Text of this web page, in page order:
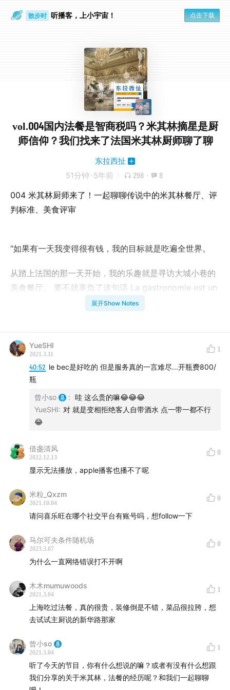
散步时 听播客，上小宇宙！ 点击下载
vol.004国内法餐是智商税吗？米其林摘星是厨
师信仰？我们找来了法国米其林厨师聊了聊
东拉西扯
51分钟 · 5年前 298 · 8
004 米其林厨师来了！一起聊聊传说中的米其林餐厅、评
判标准、美食评审
“如果有一天我变得很有钱，我的目标就是吃遍全世界。
从踏上法国的那一天开始，我的乐趣就是寻访大城小巷的
美食餐厅。 要不就辜负了这句话 La gastronomie est un
art.美食也是一种艺术。
奇幻冒险的小红书，后面究竟有什么传奇和秘密？
所以，这一期《东拉西扯》，我请到了我的好朋友，法国
米其林一星餐厅的在职厨师——喜乐旺
会跟随他一起走进米其林的世界。
本期你将听到以下内容：
2:36
如果是要去吃一次米其林餐厅，应该需要做哪些准
备？
8:09 米其林餐厅有多少员工？
米其林指南为何成为全球标准
18:24 米其林星探是一种怎样的存在？
三星餐厅的菜一定比一星餐厅好吃吗？
47:04 米其林的竞争对手——best50是什么？
本期嘉宾：
展开Show Notes
YueSHI
2021.3.11
1
40:52 le bec是好吃的 但是服务真的一言难尽...开瓶费800/
瓶
曾小so : 哇 这么贵的嘛😂😂😂
YueSHI: 对 就是变相拒绝客人自带酒水 点一带一都不行
😂
借盏清风
2022.12.13
0
显示无法播放，apple播客也播不了呢
米粒_Qxzm
2021.10.04
0
请问喜乐旺在哪个社交平台有账号吗，想follow一下
马尔可夫条件随机场
2023.3.07
0
为什么一直网络错误打不开啊
木木mumuwoods
2021.3.04
1
上海吃过法餐，真的很贵，装修倒是不错，菜品很拉胯，想
去试试主厨说的新华路那家
曾小so
2021.3.04
1
听了今天的节目，你有什么想说的嘛？或者有没有什么想跟
我们分享的关于米其林，法餐的经历呢？和我们一起聊聊